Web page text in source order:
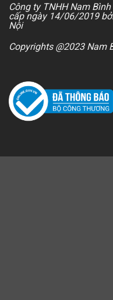
Công ty TNHH Nam
cấp ngày 14/06/2019
Nội
Copyrights @2023 Nam